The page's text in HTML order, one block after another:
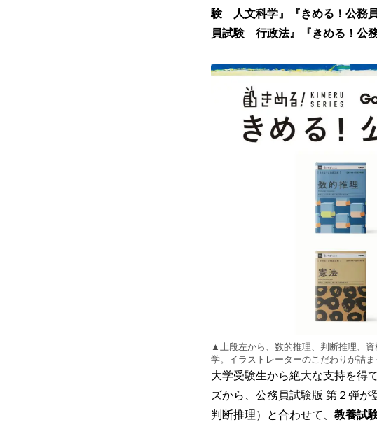
験 人文科学』『きめる！公務
員試験 行政法』『きめる！公
▲上段左から、数的推理、判断推理、
学。イラストレーターのこだわりが詰ま
大学受験生から絶大な支持を得
ズから、公務員試験版 第２弾
判断推理）と合わせて、 教養試